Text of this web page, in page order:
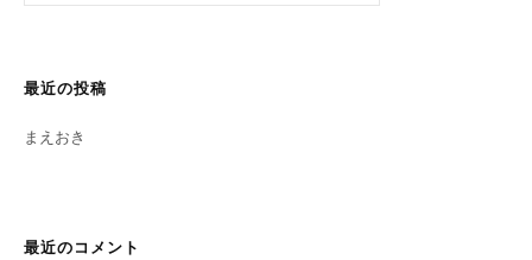
最近の投稿
まえおき
最近のコメント